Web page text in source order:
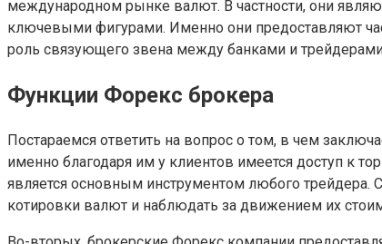
международном рынке валют. В частности, они
ключевыми фигурами. Именно они предоставляют
роль связующего звена между банками и
Функции Форекс брокера
Постараемся ответить на вопрос о том, в чем
именно благодаря им у клиентов имеется доступ к
является основным инструментом любого
котировки валют и наблюдать за движением их